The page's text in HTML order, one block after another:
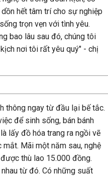
hết tâm trí cho sự nghiệp
trọn vẹn với tình yêu.
bao lâu sau đó, chúng tôi
nơi tôi rất yêu quý" - chị
thông ngay từ đầu lại bế tắc.
để sinh sống, bán bánh
lấy đồ hóa trang ra ngồi vẽ
Mãi một năm sau, nghệ
thù lao 15.000 đồng.
từ đó. Có những suất